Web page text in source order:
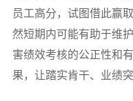
员工高分，试图借此赢
然短期内可能有助于维
害绩效考核的公正性和
果，让踏实肯干、业绩